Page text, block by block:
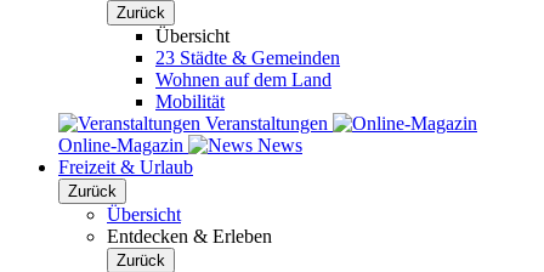
Zurück
Übersicht
23 Städte & Gemeinden
Wohnen auf dem Land
Mobilität
Veranstaltungen
Online-Magazin
News
Freizeit & Urlaub
Zurück
Übersicht
Entdecken & Erleben
Zurück